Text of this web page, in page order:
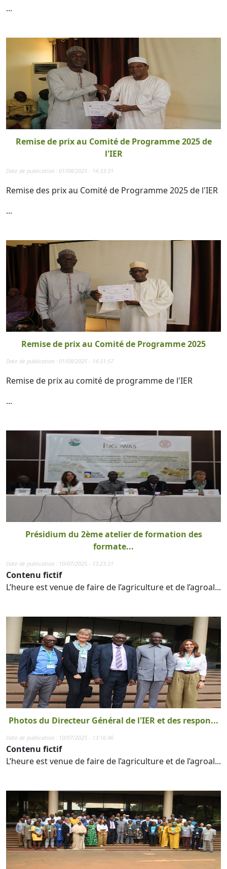
...
Remise de prix au Comité de Programme 2025 de
l'IER
Date de publication : 01/08/2025 - 14:33:31
Remise des prix au Comité de Programme 2025 de l'IER
...
Remise de prix au Comité de Programme 2025
Date de publication : 01/08/2025 - 14:31:57
Remise de prix au comité de programme de l'IER
...
Présidium du 2ème atelier de formation des
formate...
Date de publication : 10/07/2025 - 13:23:31
Contenu fictif
L’heure est venue de faire de l’agriculture et de l’agroal...
Photos du Directeur Général de l'IER et des respon...
Date de publication : 10/07/2025 - 13:16:46
Contenu fictif
L’heure est venue de faire de l’agriculture et de l’agroal...